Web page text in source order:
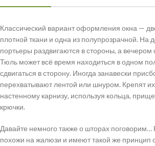
Классический вариант оформления окна —
плотной ткани и одна из полупрозрачной. На
портьеры раздвигаются в стороны, а вечером
Тюль может всё время находиться в одном
сдвигаться в сторону. Иногда занавески
перехватывают лентой или шнуром. Крепят
настенному карнизу, используя кольца,
крючки.
Давайте немного также о шторах
похожи на жалюзи и имеют такой же принцип